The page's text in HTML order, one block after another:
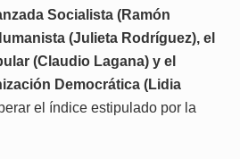
Socialista (Ramón
(Julieta Rodríguez), el
(Claudio Lagana) y el
Democrática (Lidia
el índice estipulado por la